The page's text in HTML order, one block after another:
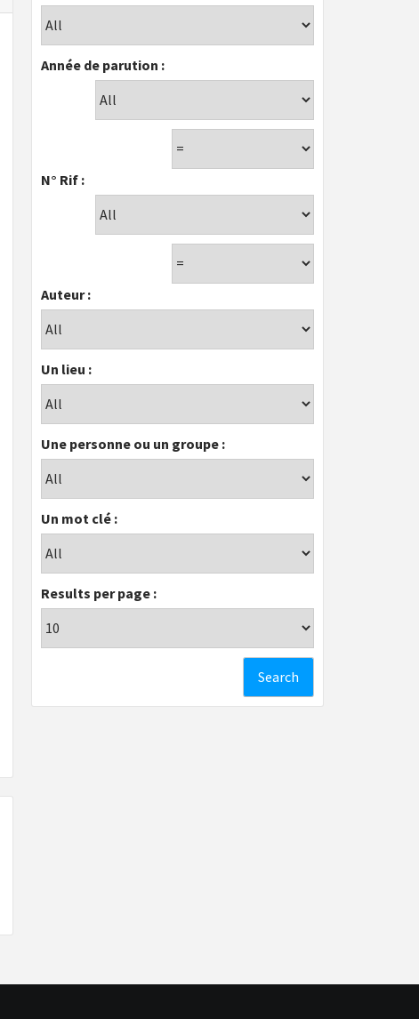
Année de parution :
N° Rif :
Auteur :
Un lieu :
Une personne ou un groupe :
Un mot clé :
Results per page :